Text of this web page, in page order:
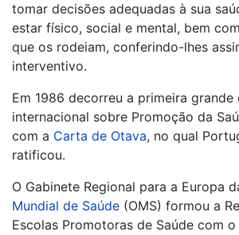
tomar decisões adequadas à sua
estar físico, social e mental, bem
que os rodeiam, conferindo-lhes
interventivo.
Em 1986 decorreu a primeira grande
internacional sobre Promoção da
com a Carta de Otava, no qual
ratificou.
O Gabinete Regional para a Europa
Mundial de Saúde (OMS) formou a
Escolas Promotoras de Saúde com